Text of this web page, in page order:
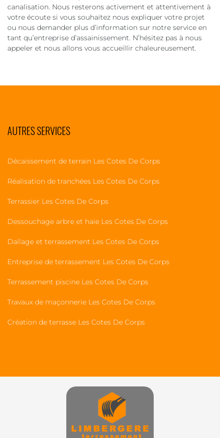
canalisation. Nous resterons activement et attentivement à
votre écoute si vous souhaitez nous expliquer votre projet
ou nous demander plus d’information sur notre service en
tant qu’entreprise d’assainissement. N’hésitez pas à nous
appeler et nous allons vous accueillir chaleureusement.
AUTRES SERVICES
Décaissement de terrain Les Cotes De Corps
Réalisation de tranchées Les Cotes De Corps
Terrassier Les Cotes De Corps
Dessouchage arbre et haie Les Cotes De Corps
Dallage et terrassement Les Cotes De Corps
Entreprise de terrassement Les Cotes De Corps
Terrassement piscine Les Cotes De Corps
Travaux de maçonnerie Les Cotes De Corps
Création de terrasse Les Cotes De Corps